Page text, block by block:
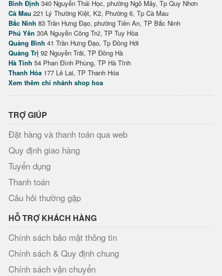
Bình Định 340 Nguyễn Thái Học, phường Ngô Mây, Tp Quy Nhơn
Cà Mau 221 Lý Thường Kiệt, K2, Phường 6, Tp Cà Mau
Bắc Ninh 83 Trần Hưng Đạo, phường Tiền An, TP Bắc Ninh
Phú Yên 30A Nguyễn Công Trứ, TP Tuy Hòa
Quảng Bình 41 Trần Hưng Đạo, Tp Đồng Hới
Quảng Trị 92 Nguyễn Trãi, TP Đông Hà
Hà Tĩnh 54 Phan Đình Phùng, TP Hà Tĩnh
Thanh Hóa 177 Lê Lai, TP Thanh Hóa
Xem thêm chi nhánh shop hoa
TRỢ GIÚP
Đặt hàng và thanh toán qua web
Quy định giao hàng
Tuyển dụng
Thanh toán
Câu hỏi thường gặp
HỖ TRỢ KHÁCH HÀNG
Chính sách bảo mật thông tin
Chính sách & Quy định chung
Chính sách vận chuyển